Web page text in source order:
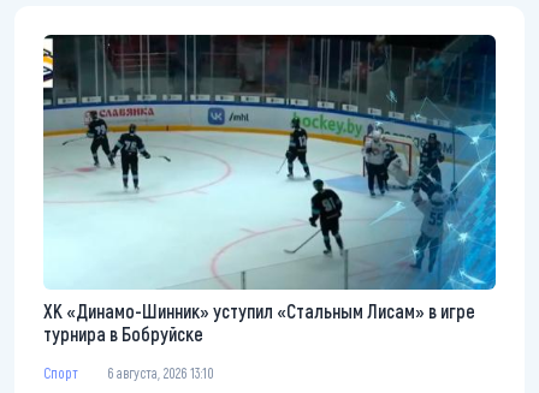
ХК «Динамо-Шинник» уступил «Стальным Лисам» в игре
турнира в Бобруйске
Спорт 6 августа, 2026 13:10